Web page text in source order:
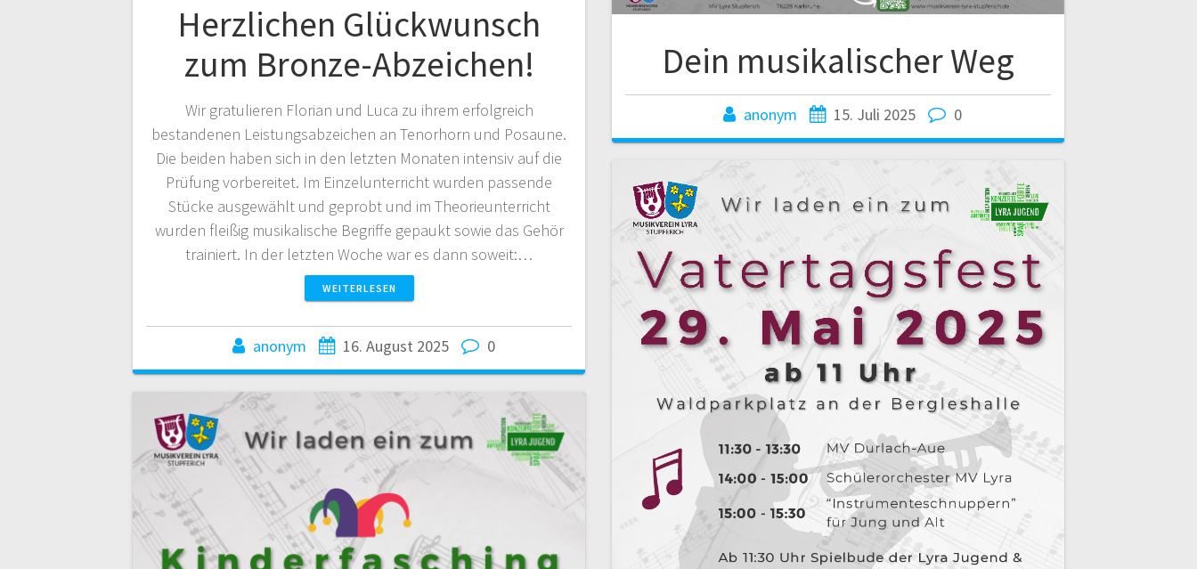
Herzlichen Glückwunsch
zum Bronze-Abzeichen!
Wir gratulieren Florian und Luca zu ihrem erfolgreich
bestandenen Leistungsabzeichen an Tenorhorn und Posaune.
Die beiden haben sich in den letzten Monaten intensiv auf die
Prüfung vorbereitet. Im Einzelunterricht wurden passende
Stücke ausgewählt und geprobt und im Theorieunterricht
wurden fleißig musikalische Begriffe gepaukt sowie das Gehör
trainiert. In der letzten Woche war es dann soweit:…
WEITERLESEN
anonym 16. August 2025 0
Dein musikalischer Weg
anonym 15. Juli 2025 0